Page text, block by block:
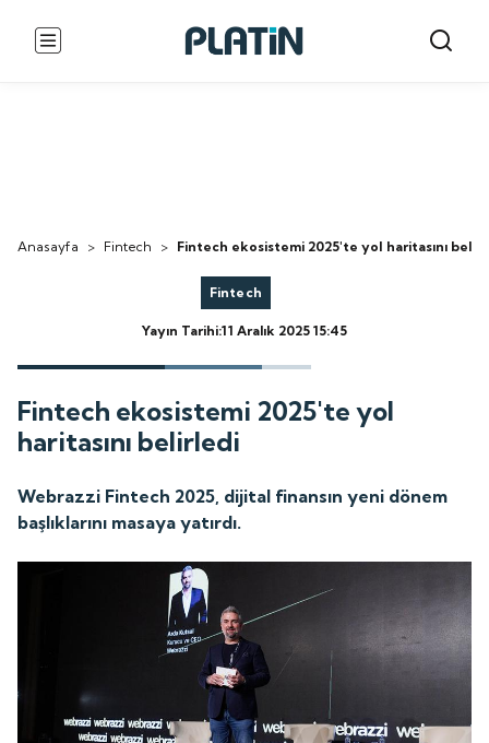
Anasayfa > Fintech > Fintech ekosistemi 2025'te yol haritasını
Fintech
Yayın Tarihi:11 Aralık 2025 15:45
Fintech ekosistemi 2025'te yol
haritasını belirledi
Webrazzi Fintech 2025, dijital finansın yeni dönem
başlıklarını masaya yatırdı.